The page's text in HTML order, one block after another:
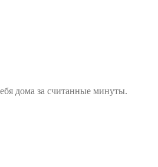
дома за считанные минуты.